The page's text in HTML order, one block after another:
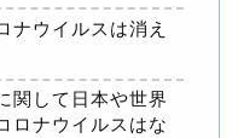
ナウイルスは消え
関して日本や世界
ロナウイルスはな